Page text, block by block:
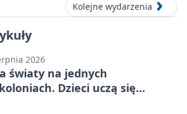
Kolejne wydarzenia
2026
światy na jednych
Dzieci uczą się